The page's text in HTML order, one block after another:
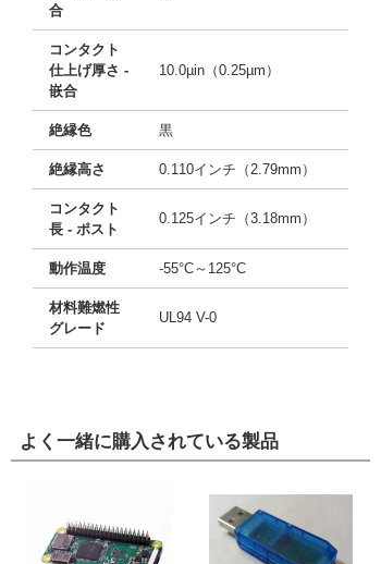
合
コンタクト
仕上げ厚さ -
嵌合
10.0µin（0.25µm）
絶縁色 黒
絶縁高さ 0.110インチ（2.79mm）
コンタクト
長 - ポスト
0.125インチ（3.18mm）
動作温度 -55°C～125°C
材料難燃性
グレード
UL94 V-0
よく一緒に購入されている製品